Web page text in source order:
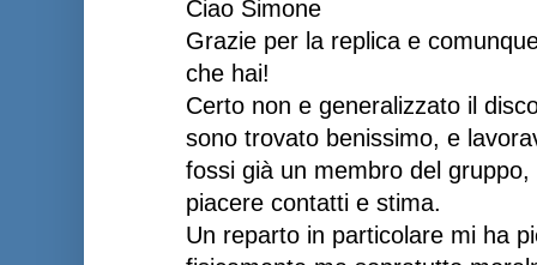
Ciao Simone
Grazie per la replica e
che hai!
Certo non e generalizzato il
sono trovato benissimo, e
fossi già un membro del
piacere contatti e stima.
Un reparto in particolare mi ha